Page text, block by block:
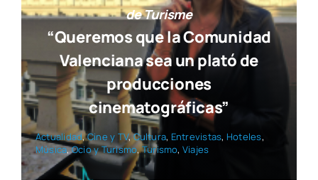
de Turisme
“Queremos que la Comunidad
Valenciana sea un plató de
producciones
cinematográficas”
Actua­li­dad,Cine y TV,Cul­tu­ra, Entre­vis­tas, Hote­les,
Músi­ca,Ocio y Turis­mo,Turis­mo, Via­jes